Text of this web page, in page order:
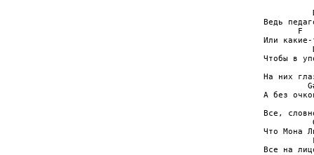
Ведь
F
Или
Чтобы в
На них
А без
Все,
Что Мона
Все на